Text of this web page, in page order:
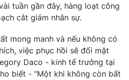
tuần gần đây, hàng loạt công
cắt giảm nhân sự.
mong manh và nếu không có
việc phục hồi sẽ đối mặt
Daco - kinh tế trưởng tại
biết - "Một khi không còn bất